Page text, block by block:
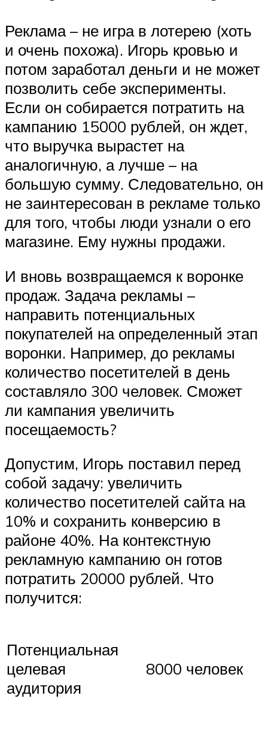
Реклама – не игра в лотерею (хоть
и очень похожа). Игорь кровью и
потом заработал деньги и не может
позволить себе эксперименты.
Если он собирается потратить на
кампанию 15000 рублей, он ждет,
что выручка вырастет на
аналогичную, а лучше – на
большую сумму. Следовательно, он
не заинтересован в рекламе только
для того, чтобы люди узнали о его
магазине. Ему нужны продажи.
И вновь возвращаемся к воронке
продаж. Задача рекламы –
направить потенциальных
покупателей на определенный этап
воронки. Например, до рекламы
количество посетителей в день
составляло 300 человек. Сможет
ли кампания увеличить
посещаемость?
Допустим, Игорь поставил перед
собой задачу: увеличить
количество посетителей сайта на
10% и сохранить конверсию в
районе 40%. На контекстную
рекламную кампанию он готов
потратить 20000 рублей. Что
получится:
Потенциальная
целевая
аудитория
8000 человек